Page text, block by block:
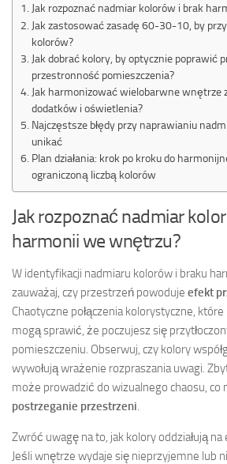
Jak rozpoznać nadmiar kolorów i brak
Jak zastosować zasadę 60-30-10, by
kolorów?
Jak dobrać kolory, by optycznie poprawić
przestronność pomieszczenia?
Jak harmonizować wielobarwne wnętrze
dodatków i oświetlenia?
Najczęstsze błędy przy naprawianiu
unikać
Plan działania: krok po kroku do
ograniczoną liczbą kolorów
Jak rozpoznać nadmiar
harmonii we wnętrzu?
W identyfikacji nadmiaru kolorów i braku
zauważaj, czy przestrzeń powoduje efekt
Chaotyczne połączenia kolorystyczne,
mogą sprawić, że poczujesz się
pomieszczeniu. Obserwuj, czy kolory
wywołują wrażenie rozpraszania uwagi.
może prowadzić do wizualnego chaosu, co
postrzeganie przestrzeni
Zwróć uwagę na to, jak kolory oddziałują na
Jeśli wnętrze wydaje się nieprzyjemne lub